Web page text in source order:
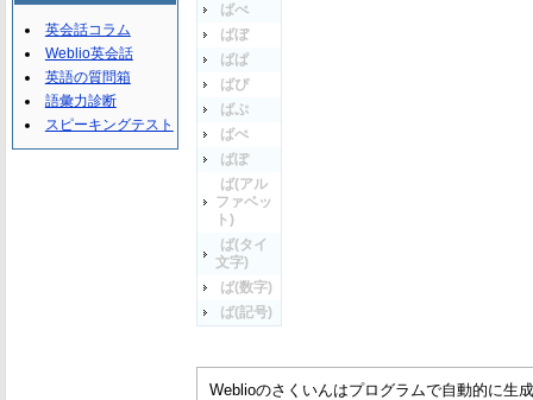
ばべ
ばぼ
ばぱ
ばぴ
ばぷ
ばぺ
ばぽ
ば(アル
ファベッ
ト)
ば(タイ
文字)
ば(数字)
ば(記号)
Weblioのさくいんはプログラムで自動的に生
英会話コラム
Weblio英会話
英語の質問箱
語彙力診断
スピーキングテスト